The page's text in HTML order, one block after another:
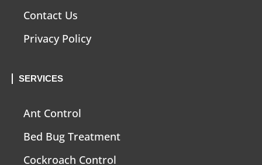
Contact Us
Privacy Policy
SERVICES
Ant Control
Bed Bug Treatment
Cockroach Control